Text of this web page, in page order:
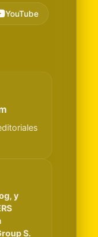
YouTube
y
S.